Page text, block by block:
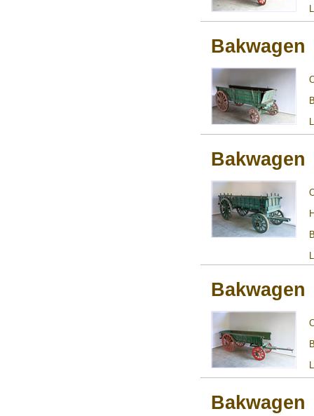
Bakwagen
Bakwagen
Bakwagen
Bakwagen